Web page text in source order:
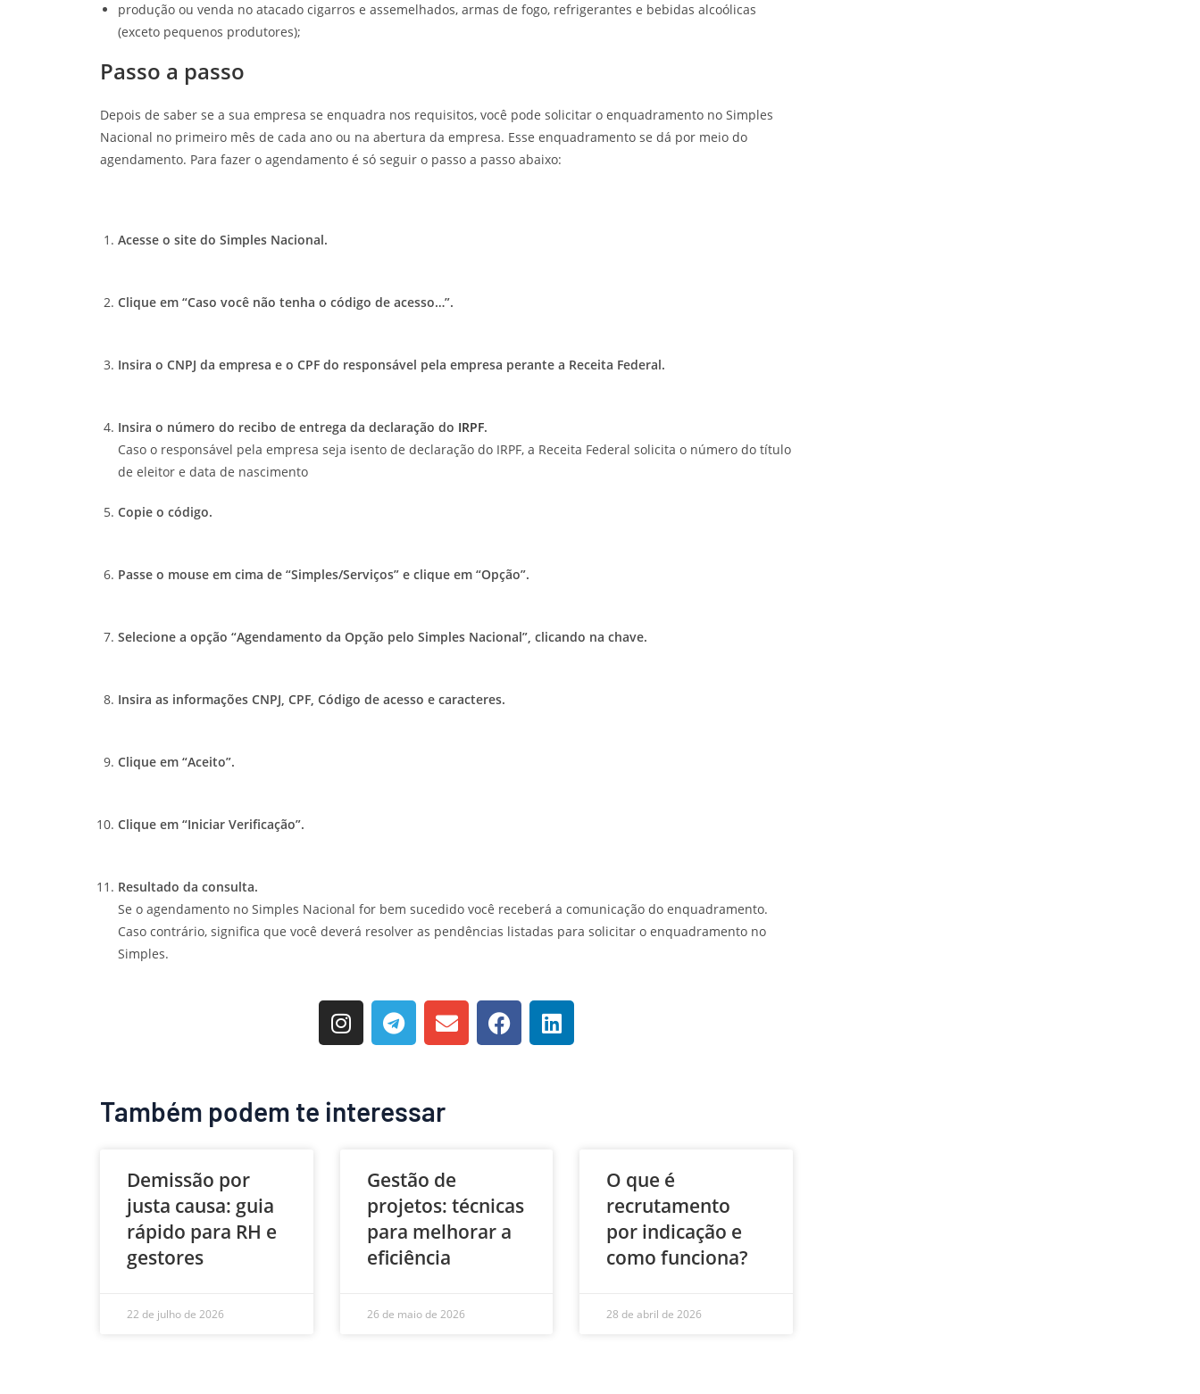
produção ou venda no atacado cigarros e assemelhados, armas de fogo, refrigerantes e bebidas alcoólicas
(exceto pequenos produtores);
Passo a passo
Depois de saber se a sua empresa se enquadra nos requisitos, você pode solicitar o enquadramento no Simples
Nacional no primeiro mês de cada ano ou na abertura da empresa. Esse enquadramento se dá por meio do
agendamento. Para fazer o agendamento é só seguir o passo a passo abaixo:
Acesse o site do Simples Nacional.
Clique em “Caso você não tenha o código de acesso…”.
Insira o CNPJ da empresa e o CPF do responsável pela empresa perante a Receita Federal.
Insira o número do recibo de entrega da declaração do IRPF.
Caso o responsável pela empresa seja isento de declaração do IRPF, a Receita Federal solicita o número do título
de eleitor e data de nascimento
Copie o código.
Passe o mouse em cima de “Simples/Serviços” e clique em “Opção”.
Selecione a opção “Agendamento da Opção pelo Simples Nacional”, clicando na chave.
Insira as informações CNPJ, CPF, Código de acesso e caracteres.
Clique em “Aceito”.
Clique em “Iniciar Verificação”.
Resultado da consulta.
Se o agendamento no Simples Nacional for bem sucedido você receberá a comunicação do enquadramento.
Caso contrário, significa que você deverá resolver as pendências listadas para solicitar o enquadramento no
Simples.
Também podem te interessar
Demissão por
justa causa: guia
rápido para RH e
gestores
22 de julho de 2026
Gestão de
projetos: técnicas
para melhorar a
eficiência
26 de maio de 2026
O que é
recrutamento
por indicação e
como funciona?
28 de abril de 2026